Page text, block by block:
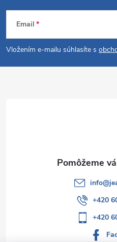
Z
á
p
Email
Vložením e-mailu súhlasíte s
info@
+420
+420